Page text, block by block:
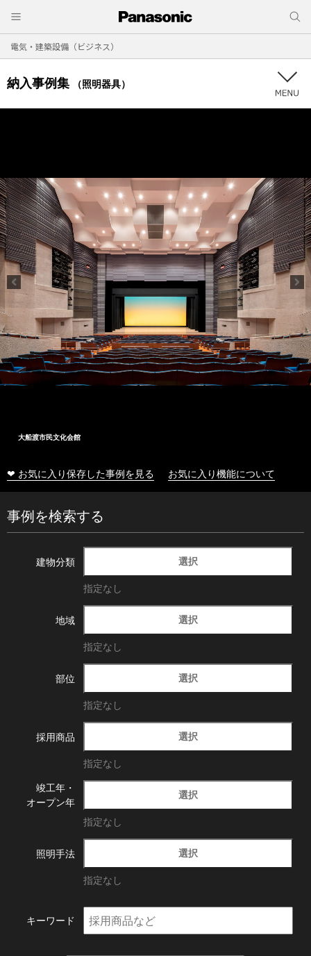
電気・建築設備（ビジネス）
納入事例集 （照明器具）
大船渡市民文化会館
❤ お気に入り保存した事例を見る お気に入り機能について
事例を検索する
建物分類 選択
指定なし
地域 選択
指定なし
部位 選択
指定なし
採用商品 選択
指定なし
竣工年・
オープン年
選択
指定なし
照明手法 選択
指定なし
キーワード